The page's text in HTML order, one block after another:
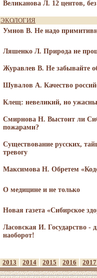
Великанова Л. 12 центов,
ЭКОЛОГИЯ
Умнов В. Не надо
Ляшенко Л. Природа не
Журавлев В. Не забывайте
Шувалов А. Качество
Клещ: невеликий, но
Смирнова Н. Выстоит ли
пожарами?
Существование русских,
тревогу
Максимова Н. Обретем
О медицине и не только
Новая газета «Сибирское
Ласовская И. Государство -
наоборот!
2013 2014 2015 2016 2017